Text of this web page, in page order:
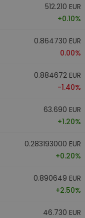
512.210 EUR
+0.10%
0.864730 EUR
0.00%
0.884672 EUR
-1.40%
63.690 EUR
+1.20%
0.283193000 EUR
+0.20%
0.890649 EUR
+2.50%
46.730 EUR